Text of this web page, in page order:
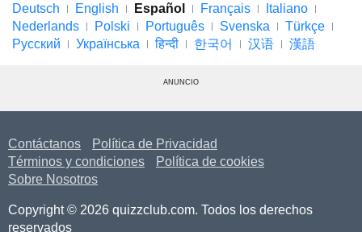
Deutsch English Español Français
Italiano
Nederlands
Polski Português Svenska
Türkçe
Русский
Українська हिन्दी 한국어 汉语 漢語
ANUNCIO
Contáctanos
Política de Privacidad
Términos y condiciones
Política de cookies
Sobre Nosotros
Copyright © 2026 quizzclub.com. Todos los derechos
reservados